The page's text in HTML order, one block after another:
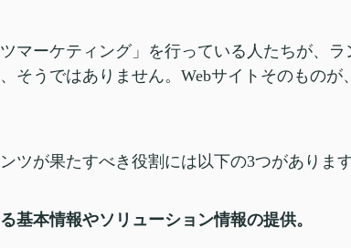
マーケティング」を行っている人たちが、
そうではありません。Webサイトそのもの
ツが果たすべき役割には以下の3つがあります
基本情報やソリューション情報の提供。